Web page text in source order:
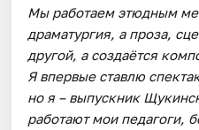
Мы работаем этюдным
драматургия, а проза,
другой, а создаётся
Я впервые ставлю
но я – выпускник
работают мои педагоги,